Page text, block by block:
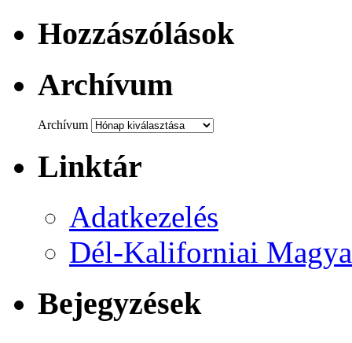
Hozzászólások
Archívum
Archívum
Linktár
Adatkezelés
Dél-Kaliforniai
Bejegyzések